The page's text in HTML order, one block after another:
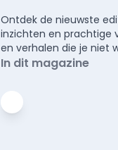
Ontdek de nieuwste
inzichten en prachtige
en verhalen die je niet
In dit magazine